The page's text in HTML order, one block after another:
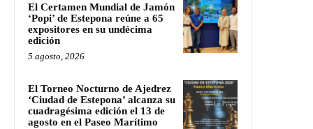
El Certamen Mundial de Jamón
‘Popi’ de Estepona reúne a 65
expositores en su undécima
edición
5 agosto, 2026
El Torneo Nocturno de Ajedrez
‘Ciudad de Estepona’ alcanza su
cuadragésima edición el 13 de
agosto en el Paseo Marítimo